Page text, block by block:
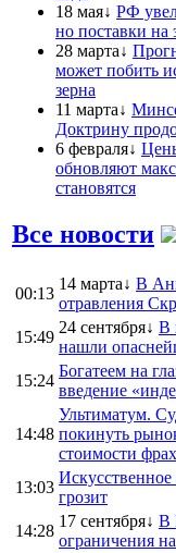
18 мая↓ РФ
но поставки на
28 марта↓
может побить
зерна
11 марта↓
Доктрину
6 февраля↓
обновляют
становятся
Все новости
00:13
14 марта↓ В
отравления
15:49
24 сентября↓ В
нашли
15:24
Богатеем на
введение
14:48
Ультиматум.
покинуть
стоимости
13:03
грозит
14:28
17 сентября↓ В
ограничения